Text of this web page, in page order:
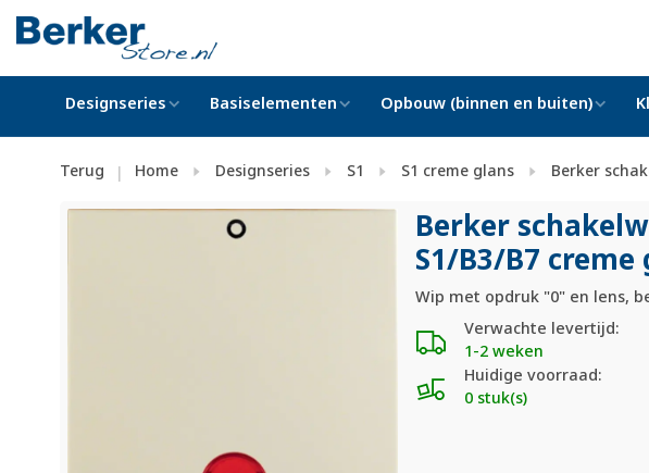
Designseries Basiselementen Opbouw (binnen en buiten)
Terug | Home Designseries S1 S1 creme glans Berker
Berker
S1/B3/B7 creme
Wip met opdruk "0" en lens,
Verwachte levertijd:
1-2 weken
Huidige voorraad:
0 stuk(s)